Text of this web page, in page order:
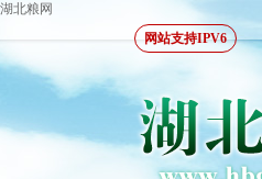
湖北粮网
网站支持IPV6